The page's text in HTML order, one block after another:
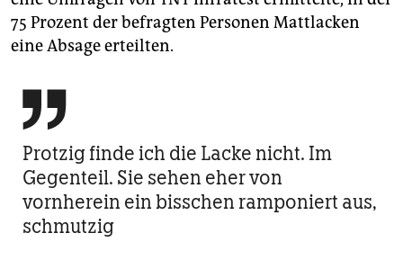
75 Prozent der befragten Personen Mattlacken
eine Absage erteilten.

Protzig finde ich die Lacke nicht. Im
Gegenteil. Sie sehen eher von
vornherein ein bisschen ramponiert aus,
schmutzig